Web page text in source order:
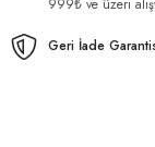
999₺ ve üzeri
Geri İade